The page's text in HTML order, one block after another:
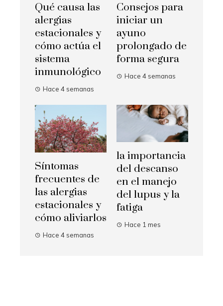
Qué causa las
alergias
estacionales y
cómo actúa el
sistema
inmunológico
Hace 4 semanas
Consejos para
iniciar un
ayuno
prolongado de
forma segura
Hace 4 semanas
Síntomas
frecuentes de
las alergias
estacionales y
cómo aliviarlos
Hace 4 semanas
la importancia
del descanso
en el manejo
del lupus y la
fatiga
Hace 1 mes